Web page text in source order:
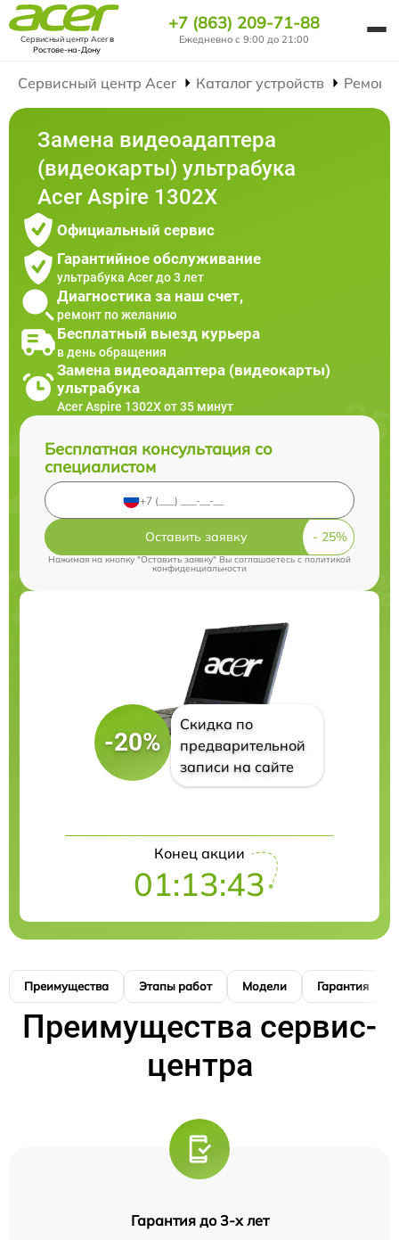
Сервисный центр Acerв
Ростове-на-Дону
+7 (863) 209-71-88
Ежедневно с 9:00 до 21:00
Сервисный центр Acer Каталог устройств Ремонт
Замена видеоадаптера
(видеокарты) ультрабука
Acer Aspire 1302X
Официальный сервис
Гарантийное обслуживание
ультрабука Acer до 3 лет
Диагностика за наш счет,
ремонт по желанию
Бесплатный выезд курьера
в день обращения
Замена видеоадаптера (видеокарты)
ультрабука
Acer Aspire 1302X от 35 минут
Бесплатная консультация со
специалистом
Оставить заявку
Нажимая на кнопку "Оставить заявку" Вы соглашаетесь cполитикой
конфиденциальности
-20%
Скидка по
предварительной
записи на сайте
Конец акции
01:13:42
Преимущества Этапы работ Модели Гарантия
Преимущества сервис-
центра
Гарантия до 3-х лет